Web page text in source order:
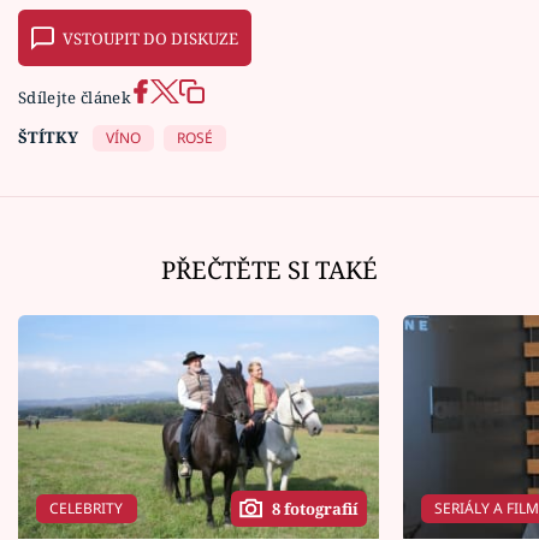
VSTOUPIT DO DISKUZE
Sdílejte článek
ŠTÍTKY
VÍNO ROSÉ
PŘEČTĚTE SI TAKÉ
CELEBRITY 8 fotografií SERIÁLY A